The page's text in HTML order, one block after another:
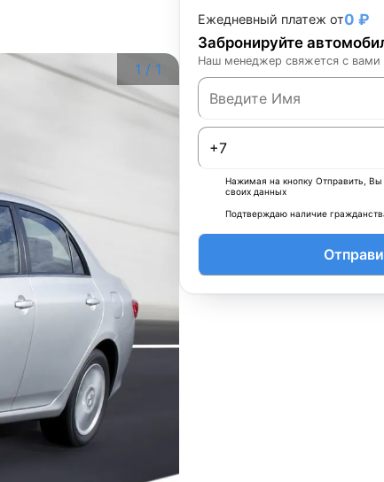
1 / 1
Ежедневный платеж от0 ₽
Забронируйте
Наш менеджер свяжется с
Нажимая на кнопку Отправить,
своих данных
Подтверждаю наличие